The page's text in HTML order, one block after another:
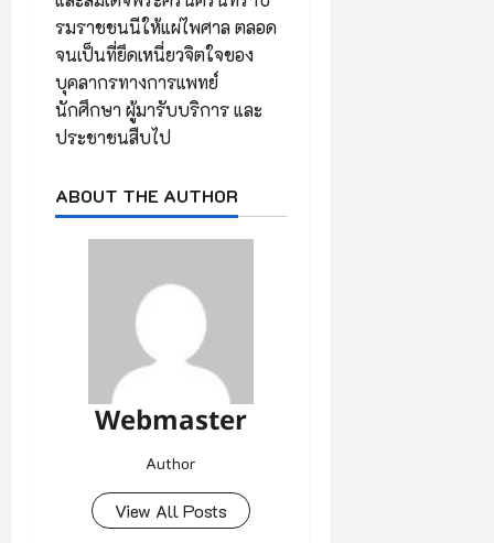
รมราชชนนีให้แผ่ไพศาล ตลอด
จนเป็นที่ยึดเหนี่ยวจิตใจของ
บุคลากรทางการแพทย์
นักศึกษา ผู้มารับบริการ และ
ประชาชนสืบไป
ABOUT THE AUTHOR
Webmaster
Author
View All Posts